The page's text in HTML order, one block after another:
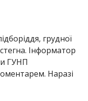
Альона Антонова